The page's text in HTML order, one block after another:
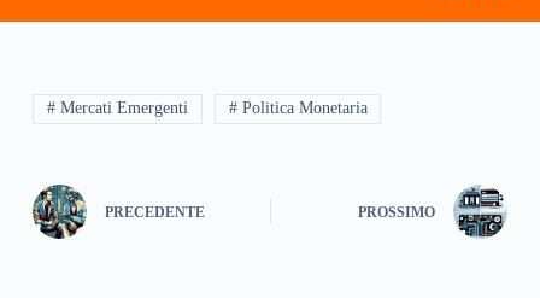
# Mercati Emergenti # Politica Monetaria
PRECEDENTE PROSSIMO